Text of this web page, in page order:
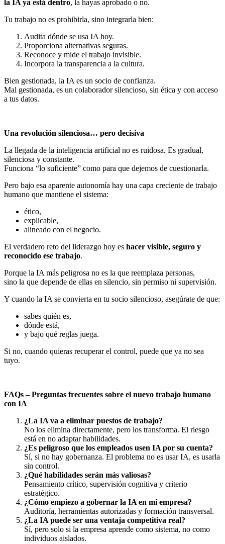
la IA ya está dentro, la hayas aprobado o no.
Tu trabajo no es prohibirla, sino integrarla bien:
Audita dónde se usa IA hoy.
Proporciona alternativas seguras.
Reconoce y mide el trabajo invisible.
Incorpora la transparencia a la cultura.
Bien gestionada, la IA es un socio de confianza.
Mal gestionada, es un colaborador silencioso, sin ética y con acceso
a tus datos.
Una revolución silenciosa… pero decisiva
La llegada de la inteligencia artificial no es ruidosa. Es gradual,
silenciosa y constante.
Funciona “lo suficiente” como para que dejemos de cuestionarla.
Pero bajo esa aparente autonomía hay una capa creciente de trabajo
humano que mantiene el sistema:
ético,
explicable,
alineado con el negocio.
El verdadero reto del liderazgo hoy es hacer visible, seguro y
reconocido ese trabajo.
Porque la IA más peligrosa no es la que reemplaza personas,
sino la que depende de ellas en silencio, sin permiso ni supervisión.
Y cuando la IA se convierta en tu socio silencioso, asegúrate de que:
sabes quién es,
dónde está,
y bajo qué reglas juega.
Si no, cuando quieras recuperar el control, puede que ya no sea
tuyo.
FAQs – Preguntas frecuentes sobre el nuevo trabajo humano
con IA
¿La IA va a eliminar puestos de trabajo?
No los elimina directamente, pero los transforma. El riesgo
está en no adaptar habilidades.
¿Es peligroso que los empleados usen IA por su cuenta?
Sí, si no hay gobernanza. El problema no es usar IA, es usarla
sin control.
¿Qué habilidades serán más valiosas?
Pensamiento crítico, supervisión cognitiva y criterio
estratégico.
¿Cómo empiezo a gobernar la IA en mi empresa?
Auditoría, herramientas autorizadas y formación transversal.
¿La IA puede ser una ventaja competitiva real?
Sí, pero solo si la empresa aprende como sistema, no como
individuos aislados.